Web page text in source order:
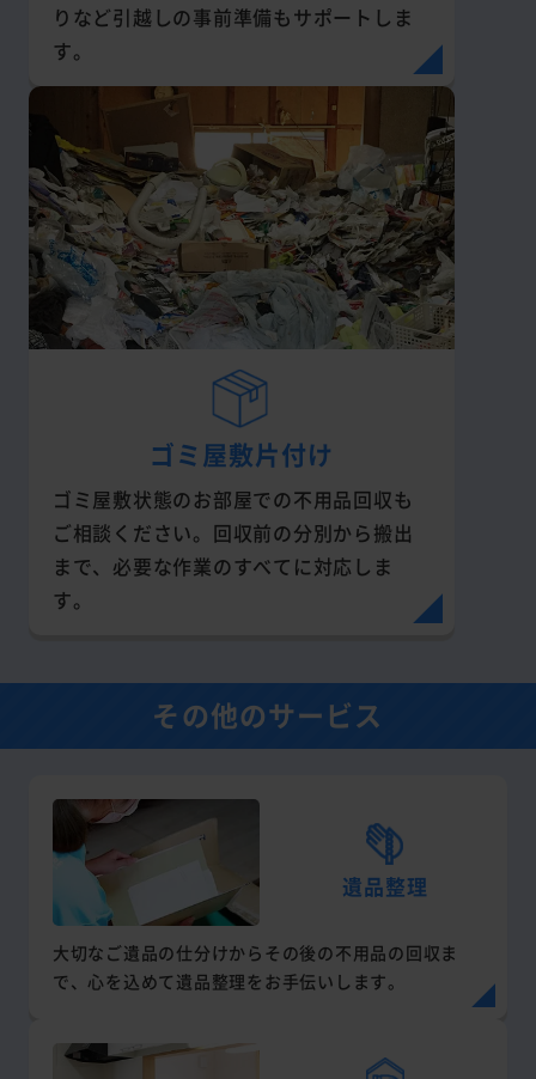
りなど引越しの事前準備もサポートしま
す。
ゴミ屋敷片付け
ゴミ屋敷状態のお部屋での不用品回収も
ご相談ください。回収前の分別から搬出
まで、必要な作業のすべてに対応しま
す。
その他のサービス
遺品整理
大切なご遺品の仕分けからその後の不用品の回収ま
で、心を込めて遺品整理をお手伝いします。